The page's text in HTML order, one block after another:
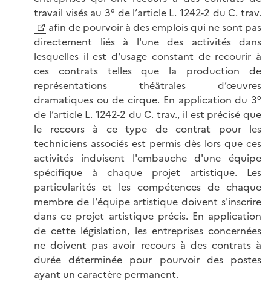
travail visés au 3° de l’article L. 1242-2 du C. trav.
afin de pourvoir à des emplois qui ne sont pas
directement liés à l'une des activités dans
lesquelles il est d'usage constant de recourir à
ces contrats telles que la production de
représentations théâtrales d’œuvres
dramatiques ou de cirque. En application du 3°
de l’article L. 1242-2 du C. trav., il est précisé que
le recours à ce type de contrat pour les
techniciens associés est permis dès lors que ces
activités induisent l'embauche d'une équipe
spécifique à chaque projet artistique. Les
particularités et les compétences de chaque
membre de l'équipe artistique doivent s'inscrire
dans ce projet artistique précis. En application
de cette législation, les entreprises concernées
ne doivent pas avoir recours à des contrats à
durée déterminée pour pourvoir des postes
ayant un caractère permanent.